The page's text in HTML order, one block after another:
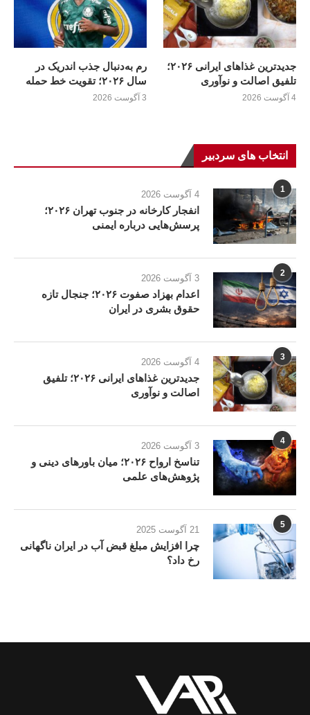
جدیدترین غذاهای ایرانی ۲۰۲۶؛
تلفیق اصالت و نوآوری
4 آگوست 2026
رم به‌دنبال جذب اندریک در
سال ۲۰۲۶؛ تقویت خط حمله
3 آگوست 2026
انتخاب های سردبیر
1 4 آگوست 2026
انفجار کارخانه در جنوب تهران ۲۰۲۶؛
پرسش‌هایی درباره ایمنی
2 3 آگوست 2026
اعدام بهزاد صفوت ۲۰۲۶؛ جنجال تازه
حقوق بشری در ایران
3 4 آگوست 2026
جدیدترین غذاهای ایرانی ۲۰۲۶؛ تلفیق
اصالت و نوآوری
4 3 آگوست 2026
تناسخ ارواح ۲۰۲۶؛ میان باورهای دینی و
پژوهش‌های علمی
5 21 آگوست 2025
چرا افزایش مبلغ قبض آب در ایران ناگهانی
رخ داد؟